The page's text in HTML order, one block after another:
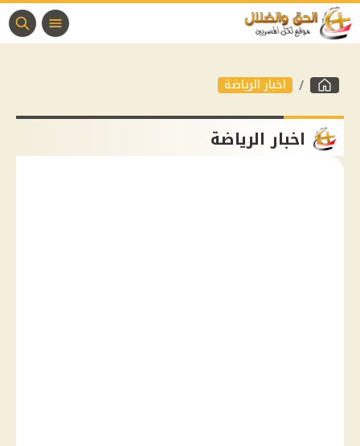
اخبار الرياضة
اخبار الرياضة